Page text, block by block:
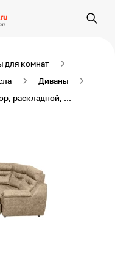
для комнат
Диваны
Диван угловой с оттоманкой Сенатор, раскладной, Замша искусственная, Песочный, правый угол